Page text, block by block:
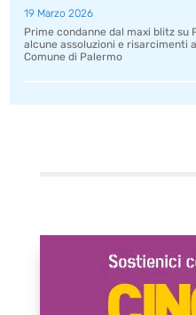
19 Marzo 2026
Prime condanne dal maxi blitz su
alcune assoluzioni e risarcimenti
Comune di Palermo